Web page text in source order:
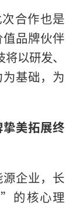
合作也是
品牌伙伴
以研发、
基础，为
美拓展终
企业，长
的核心理